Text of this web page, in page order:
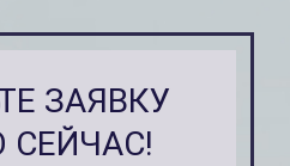
ЗАЯВКУ
СЕЙЧАС!